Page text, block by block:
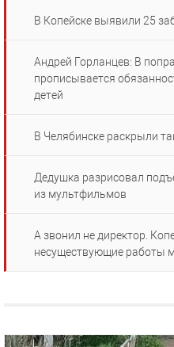
В Копейске выявили 25
Андрей Горланцев: В
прописывается
детей
В Челябинске раскрыли
Дедушка разрисовал
из мультфильмов
А звонил не директор.
несуществующие работы